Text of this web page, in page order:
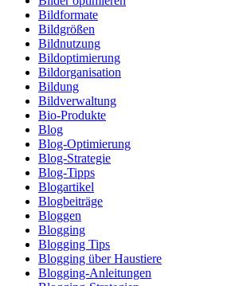
Bildformate
Bildgrößen
Bildnutzung
Bildoptimierung
Bildorganisation
Bildung
Bildverwaltung
Bio-Produkte
Blog
Blog-Optimierung
Blog-Strategie
Blog-Tipps
Blogartikel
Blogbeiträge
Bloggen
Blogging
Blogging Tips
Blogging über Haustiere
Blogging-Anleitungen